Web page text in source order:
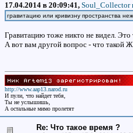
17.04.2014 в 20:09:41, Soul_Collector
гравитацию или кривизну пространства
Гравитацию тоже никто не видел. Это
А вот вам другой вопрос - что такой
http://www.aap13.narod.ru
И пули, что найдет тебя,
Ты не услышишь,
А остальные мимо пролетят
Re: Что такое время ?